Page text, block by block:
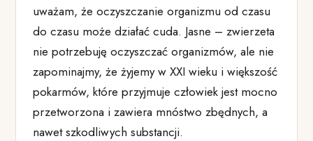
uważam, że oczyszczanie organizmu od czasu
do czasu może działać cuda. Jasne – zwierzeta
nie potrzebuję oczyszczać organizmów, ale nie
zapominajmy, że żyjemy w XXI wieku i większość
pokarmów, które przyjmuje człowiek jest mocno
przetworzona i zawiera mnóstwo zbędnych, a
nawet szkodliwych substancji.